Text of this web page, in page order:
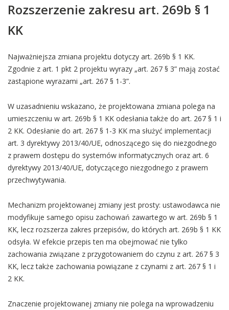
Rozszerzenie zakresu art. 269b § 1
KK
Najważniejsza zmiana projektu dotyczy art. 269b § 1 KK.
Zgodnie z art. 1 pkt 2 projektu wyrazy „art. 267 § 3” mają zostać
zastąpione wyrazami „art. 267 § 1-3”.
W uzasadnieniu wskazano, że projektowana zmiana polega na
umieszczeniu w art. 269b § 1 KK odesłania także do art. 267 § 1 i
2 KK. Odesłanie do art. 267 § 1-3 KK ma służyć implementacji
art. 3 dyrektywy 2013/40/UE, odnoszącego się do niezgodnego
z prawem dostępu do systemów informatycznych oraz art. 6
dyrektywy 2013/40/UE, dotyczącego niezgodnego z prawem
przechwytywania.
Mechanizm projektowanej zmiany jest prosty: ustawodawca nie
modyfikuje samego opisu zachowań zawartego w art. 269b § 1
KK, lecz rozszerza zakres przepisów, do których art. 269b § 1 KK
odsyła. W efekcie przepis ten ma obejmować nie tylko
zachowania związane z przygotowaniem do czynu z art. 267 § 3
KK, lecz także zachowania powiązane z czynami z art. 267 § 1 i
2 KK.
Znaczenie projektowanej zmiany nie polega na wprowadzeniu